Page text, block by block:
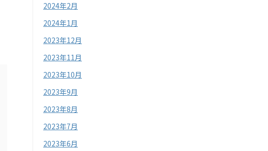
2024年2月
2024年1月
2023年12月
2023年11月
2023年10月
2023年9月
2023年8月
2023年7月
2023年6月